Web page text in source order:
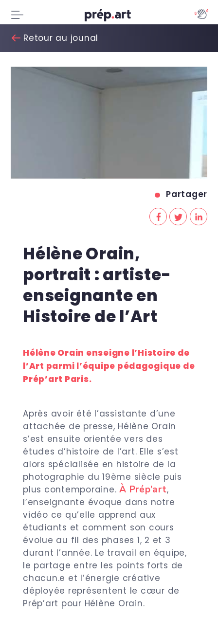
Retour au jounal
Partager
Hélène Orain,
portrait : artiste-
enseignante en
Histoire de l’Art
Hélène Orain enseigne l’Histoire de
l’Art parmi l’équipe pédagogique de
Prép’art Paris.
Après avoir été l’assistante d’une
attachée de presse, Hélène Orain
s’est ensuite orientée vers des
études d’histoire de l’art. Elle s’est
alors spécialisée en histoire de la
photographie du 19ème siècle puis
plus contemporaine. À Prép’art,
l’enseignante évoque dans notre
vidéo ce qu’elle apprend aux
étudiants et comment son cours
évolue au fil des phases 1, 2 et 3
durant l’année. Le travail en équipe,
le partage entre les points forts de
chacun.e et l’énergie créative
déployée représentent le cœur de
Prép’art pour Hélène Orain.